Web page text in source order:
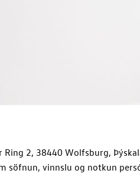
Ring 2, 38440 Wolfsburg,
söfnun, vinnslu og notkun